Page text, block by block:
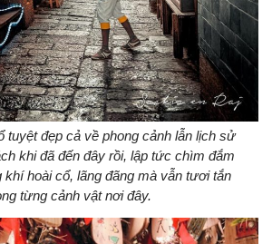
tuyệt đẹp cả về phong cảnh lẫn lịch sử
khi đã đến đây rồi, lập tức chìm đắm
khí hoài cổ, lãng đãng mà vẫn tươi tắn
từng cảnh vật nơi đây.